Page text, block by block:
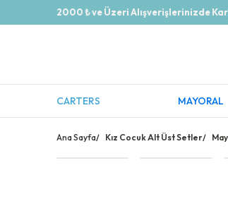
2000 ₺ ve Üzeri Alışverişlerinizde
CARTERS MAYORAL
Ana Sayfa/ Kız Cocuk Alt Üst Setler/